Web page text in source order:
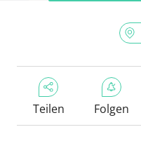
Teilen Folgen